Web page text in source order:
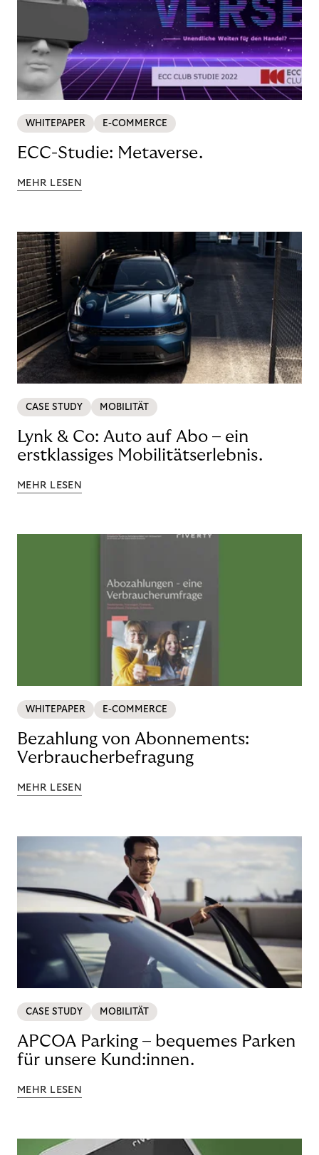
WHITEPAPER E-COMMERCE
ECC-Studie: Metaverse.
MEHR LESEN
CASE STUDY MOBILITÄT
Lynk & Co: Auto auf Abo – ein
erstklassiges Mobilitätserlebnis.
MEHR LESEN
WHITEPAPER E-COMMERCE
Bezahlung von Abonnements:
Verbraucherbefragung
MEHR LESEN
CASE STUDY MOBILITÄT
APCOA Parking – bequemes Parken
für unsere Kund:innen.
MEHR LESEN